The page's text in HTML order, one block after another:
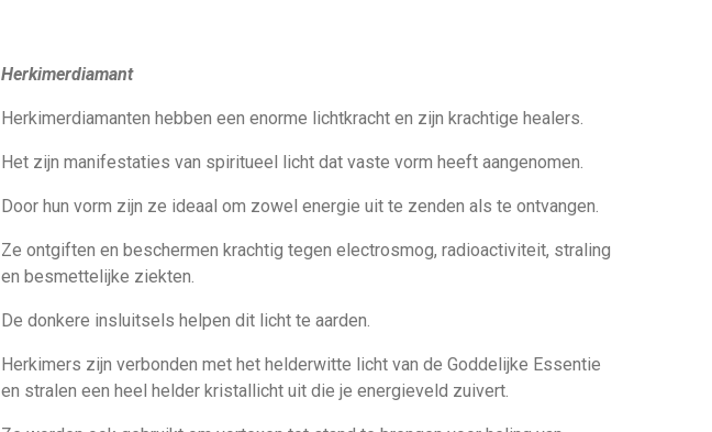
Herkimerdiamant
Herkimerdiamanten hebben een enorme lichtkracht en zijn krachtige healers.
Het zijn manifestaties van spiritueel licht dat vaste vorm heeft aangenomen.
Door hun vorm zijn ze ideaal om zowel energie uit te zenden als te ontvangen.
Ze ontgiften en beschermen krachtig tegen electrosmog, radioactiviteit, straling
en besmettelijke ziekten.
De donkere insluitsels helpen dit licht te aarden.
Herkimers zijn verbonden met het helderwitte licht van de Goddelijke Essentie
en stralen een heel helder kristallicht uit die je energieveld zuivert.